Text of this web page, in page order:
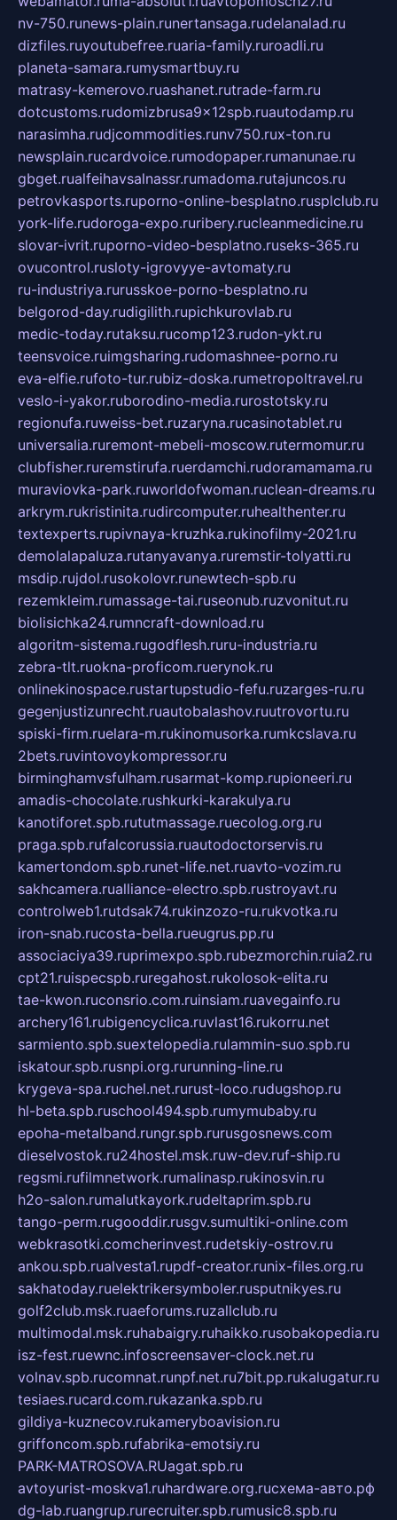
nv-750.runews-plain.runertansaga.rudelanalad.ru
dizfiles.ruyoutubefree.ruaria-family.ruroadli.ru
planeta-samara.rumysmartbuy.ru
matrasy-kemerovo.ruashanet.rutrade-farm.ru
dotcustoms.rudomizbrusa9x12spb.ruautodamp.ru
narasimha.rudjcommodities.runv750.rux-ton.ru
newsplain.rucardvoice.rumodopaper.rumanunae.ru
gbget.rualfeihavsalnassr.rumadoma.rutajuncos.ru
petrovkasports.ruporno-online-besplatno.rusplclub.ru
york-life.rudoroga-expo.ruribery.rucleanmedicine.ru
slovar-ivrit.ruporno-video-besplatno.ruseks-365.ru
ovucontrol.rusloty-igrovyye-avtomaty.ru
ru-industriya.rurusskoe-porno-besplatno.ru
belgorod-day.rudigilith.rupichkurovlab.ru
medic-today.rutaksu.rucomp123.rudon-ykt.ru
teensvoice.ruimgsharing.rudomashnee-porno.ru
eva-elfie.rufoto-tur.rubiz-doska.rumetropoltravel.ru
veslo-i-yakor.ruborodino-media.rurostotsky.ru
regionufa.ruweiss-bet.ruzaryna.rucasinotablet.ru
universalia.ruremont-mebeli-moscow.rutermomur.ru
clubfisher.ruremstirufa.ruerdamchi.rudoramamama.ru
muraviovka-park.ruworldofwoman.ruclean-dreams.ru
arkrym.rukristinita.rudircomputer.ruhealthenter.ru
textexperts.rupivnaya-kruzhka.rukinofilmy-2021.ru
demolalapaluza.rutanyavanya.ruremstir-tolyatti.ru
msdip.rujdol.rusokolovr.runewtech-spb.ru
rezemkleim.rumassage-tai.ruseonub.ruzvonitut.ru
biolisichka24.rumncraft-download.ru
algoritm-sistema.rugodflesh.ruru-industria.ru
zebra-tlt.ruokna-proficom.ruerynok.ru
onlinekinospace.rustartupstudio-fefu.ruzarges-ru.ru
gegenjustizunrecht.ruautobalashov.ruutrovortu.ru
spiski-firm.ruelara-m.rukinomusorka.rumkcslava.ru
2bets.ruvintovoykompressor.ru
birminghamvsfulham.rusarmat-komp.rupioneeri.ru
amadis-chocolate.rushkurki-karakulya.ru
kanotiforet.spb.rututmassage.ruecolog.org.ru
praga.spb.rufalcorussia.ruautodoctorservis.ru
kamertondom.spb.runet-life.net.ruavto-vozim.ru
sakhcamera.rualliance-electro.spb.rustroyavt.ru
controlweb1.rutdsak74.rukinzozo-ru.rukvotka.ru
iron-snab.rucosta-bella.rueugrus.pp.ru
associaciya39.ruprimexpo.spb.rubezmorchin.ruia2.ru
cpt21.ruispecspb.ruregahost.rukolosok-elita.ru
tae-kwon.ruconsrio.com.ruinsiam.ruavegainfo.ru
archery161.rubigencyclica.ruvlast16.rukorru.net
sarmiento.spb.suextelopedia.rulammin-suo.spb.ru
iskatour.spb.rusnpi.org.rurunning-line.ru
krygeva-spa.ruchel.net.rurust-loco.rudugshop.ru
hl-beta.spb.ruschool494.spb.rumymubaby.ru
epoha-metalband.rungr.spb.rurusgosnews.com
dieselvostok.ru24hostel.msk.ruw-dev.ruf-ship.ru
regsmi.rufilmnetwork.rumalinasp.rukinosvin.ru
h2o-salon.rumalutkayork.rudeltaprim.spb.ru
tango-perm.rugooddir.rusgv.sumultiki-online.com
webkrasotki.comcherinvest.rudetskiy-ostrov.ru
ankou.spb.rualvesta1.rupdf-creator.runix-files.org.ru
sakhatoday.ruelektrikersymboler.rusputnikyes.ru
golf2club.msk.ruaeforums.ruzallclub.ru
multimodal.msk.ruhabaigry.ruhaikko.rusobakopedia.ru
isz-fest.ruewnc.infoscreensaver-clock.net.ru
volnav.spb.rucomnat.runpf.net.ru7bit.pp.rukalugatur.ru
tesiaes.rucard.com.rukazanka.spb.ru
gildiya-kuznecov.rukameryboavision.ru
griffoncom.spb.rufabrika-emotsiy.ru
PARK-MATROSOVA.RUagat.spb.ru
avtoyurist-moskva1.ruhardware.org.ruсхема-авто.рф
dg-lab.ruangrup.rurecruiter.spb.rumusic8.spb.ru